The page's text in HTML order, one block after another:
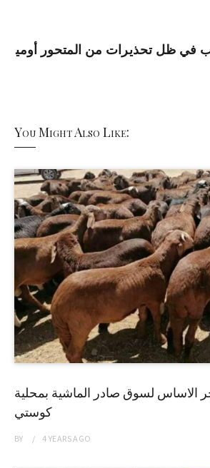
في ظل تحذيرات من المتحور أومي
You Might Also Like:
لسوق صادر الماشية بمحلية
كوستي
BY 4 YEARSAGO